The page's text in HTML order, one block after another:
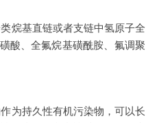
烷基直链或者支链中氢原子全
酸、全氟烷基磺酰胺、氟调聚
为持久性有机污染物，可以长